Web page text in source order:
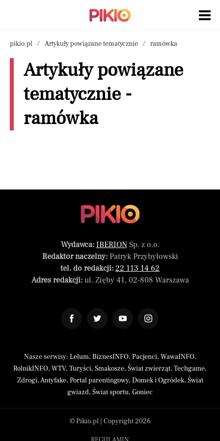
pikio.pl Artykuły powiązane tematycznie ramówka
Artykuły powiązane
tematycznie -
ramówka
Wydawca: IBERIONSp. z o.o.
Redaktor naczelny:Patryk Przybyłowski
tel. do redakcji: 22 113 14 62
Adres redakcji:ul. Zięby 41, 02-808 Warszawa
Nasze serwisy: Lelum, BiznesINFO, Pacjenci, WawaINFO,
RolnikINFO, WTV, Turyści, Smakosze, Świat zwierząt, Techgame,
Zdrogi,Antyfake, Portal parentingowy, Domek i Ogródek, Świat
gwiazd, Świat sportu, Goniec
© Pikio.pl | Copyright 2026